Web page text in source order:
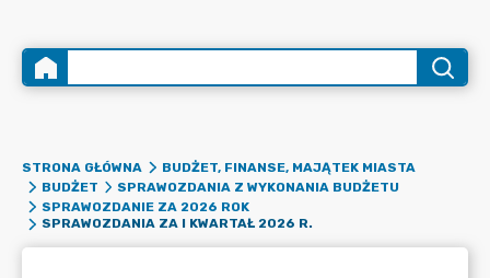
STRONA GŁÓWNA
BUDŻET, FINANSE, MAJĄTEK MIASTA
BUDŻET
SPRAWOZDANIA Z WYKONANIA BUDŻETU
SPRAWOZDANIE ZA 2026 ROK
SPRAWOZDANIA ZA I KWARTAŁ 2026 R.